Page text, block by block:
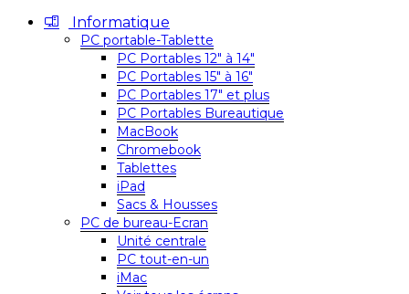
Informatique
PC portable-Tablette
PC Portables 12″ à 14″
PC Portables 15″ à 16″
PC Portables 17″ et plus
PC Portables Bureautique
MacBook
Chromebook
Tablettes
iPad
Sacs & Housses
PC de bureau-Ecran
Unité centrale
PC tout-en-un
iMac